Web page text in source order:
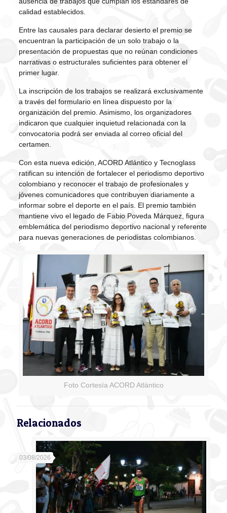
calidad establecidos.
Entre las causales para declarar desierto el premio se
encuentran la participación de un solo trabajo o la
presentación de propuestas que no reúnan condiciones
narrativas o estructurales suficientes para obtener el
primer lugar.
La inscripción de los trabajos se realizará exclusivamente
a través del formulario en línea dispuesto por la
organización del premio. Asimismo, los organizadores
indicaron que cualquier inquietud relacionada con la
convocatoria podrá ser enviada al correo oficial del
certamen.
Con esta nueva edición, ACORD Atlántico y Tecnoglass
ratifican su intención de fortalecer el periodismo deportivo
colombiano y reconocer el trabajo de profesionales y
jóvenes comunicadores que contribuyen diariamente a
informar sobre el deporte en el país. El premio también
mantiene vivo el legado de Fabio Poveda Márquez, figura
emblemática del periodismo deportivo nacional y referente
para nuevas generaciones de periodistas colombianos.
Foto Cortesía ACORD Atlántico
Relacionados
03/08/2026